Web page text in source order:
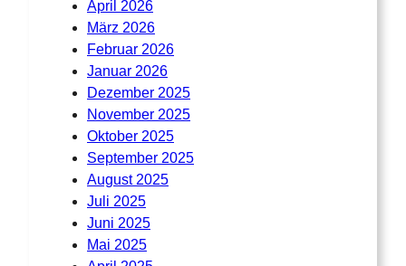
n
n
e
n
a
u
f
d
April 2026
März 2026
Februar 2026
Januar 2026
Dezember 2025
November 2025
Oktober 2025
September 2025
August 2025
Juli 2025
Juni 2025
Mai 2025